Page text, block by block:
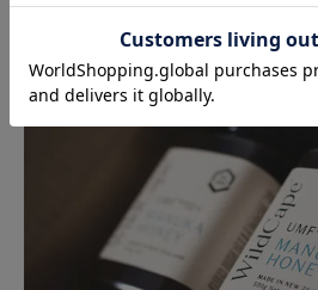
過ごすためのお守りです。